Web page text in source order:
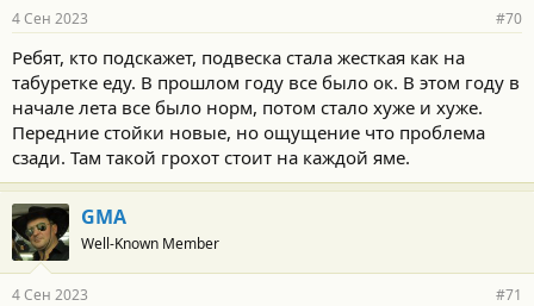
н
о
с
т
и
4 Сен 2023 #70
Ребят, кто подскажет, подвеска стала жесткая как на
табуретке еду. В прошлом году все было ок. В этом году в
начале лета все было норм, потом стало хуже и хуже.
Передние стойки новые, но ощущение что проблема
сзади. Там такой грохот стоит на каждой яме.
GMA
Well-Known Member
4 Сен 2023 #71